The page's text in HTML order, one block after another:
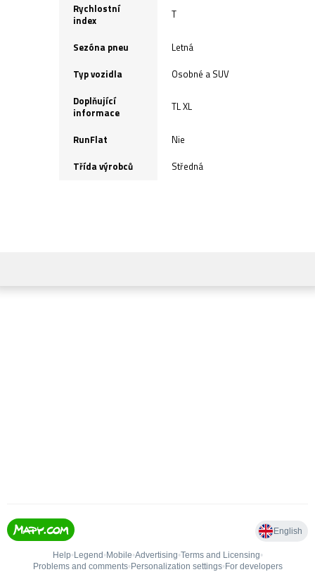
Rychlostní
index
T
Sezóna pneu
Letná
Typ vozidla
Osobné a SUV
Doplňující
informace
TL XL
RunFlat
Nie
Třída výrobců
Středná